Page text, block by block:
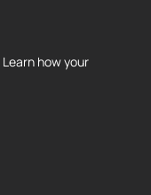
Learn how your